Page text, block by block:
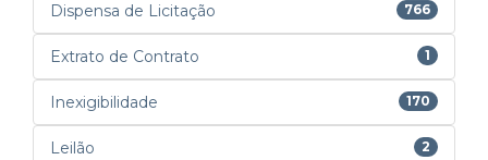
Dispensa de Licitação 766
Extrato de Contrato 1
Inexigibilidade 170
Leilão 2